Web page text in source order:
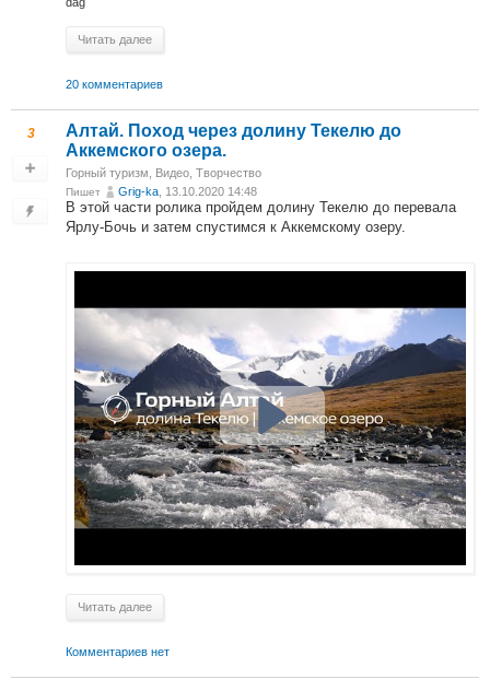
Читать далее
20 комментариев
3
Алтай. Поход через долину Текелю до
Аккемского озера.
Горный туризм Видео Творчество
Пишет Grig-ka , 13.10.2020 14:48
В этой части ролика пройдем долину Текелю до перевала
Ярлу-Бочь и затем спустимся к Аккемскому озеру.
Читать далее
Комментариев нет